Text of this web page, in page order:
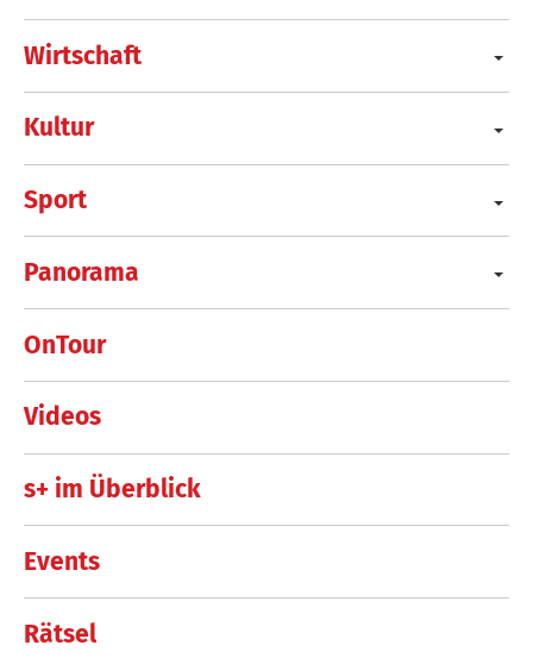
Wirtschaft
Kultur
Sport
Panorama
OnTour
Videos
s+ im Überblick
Events
Rätsel